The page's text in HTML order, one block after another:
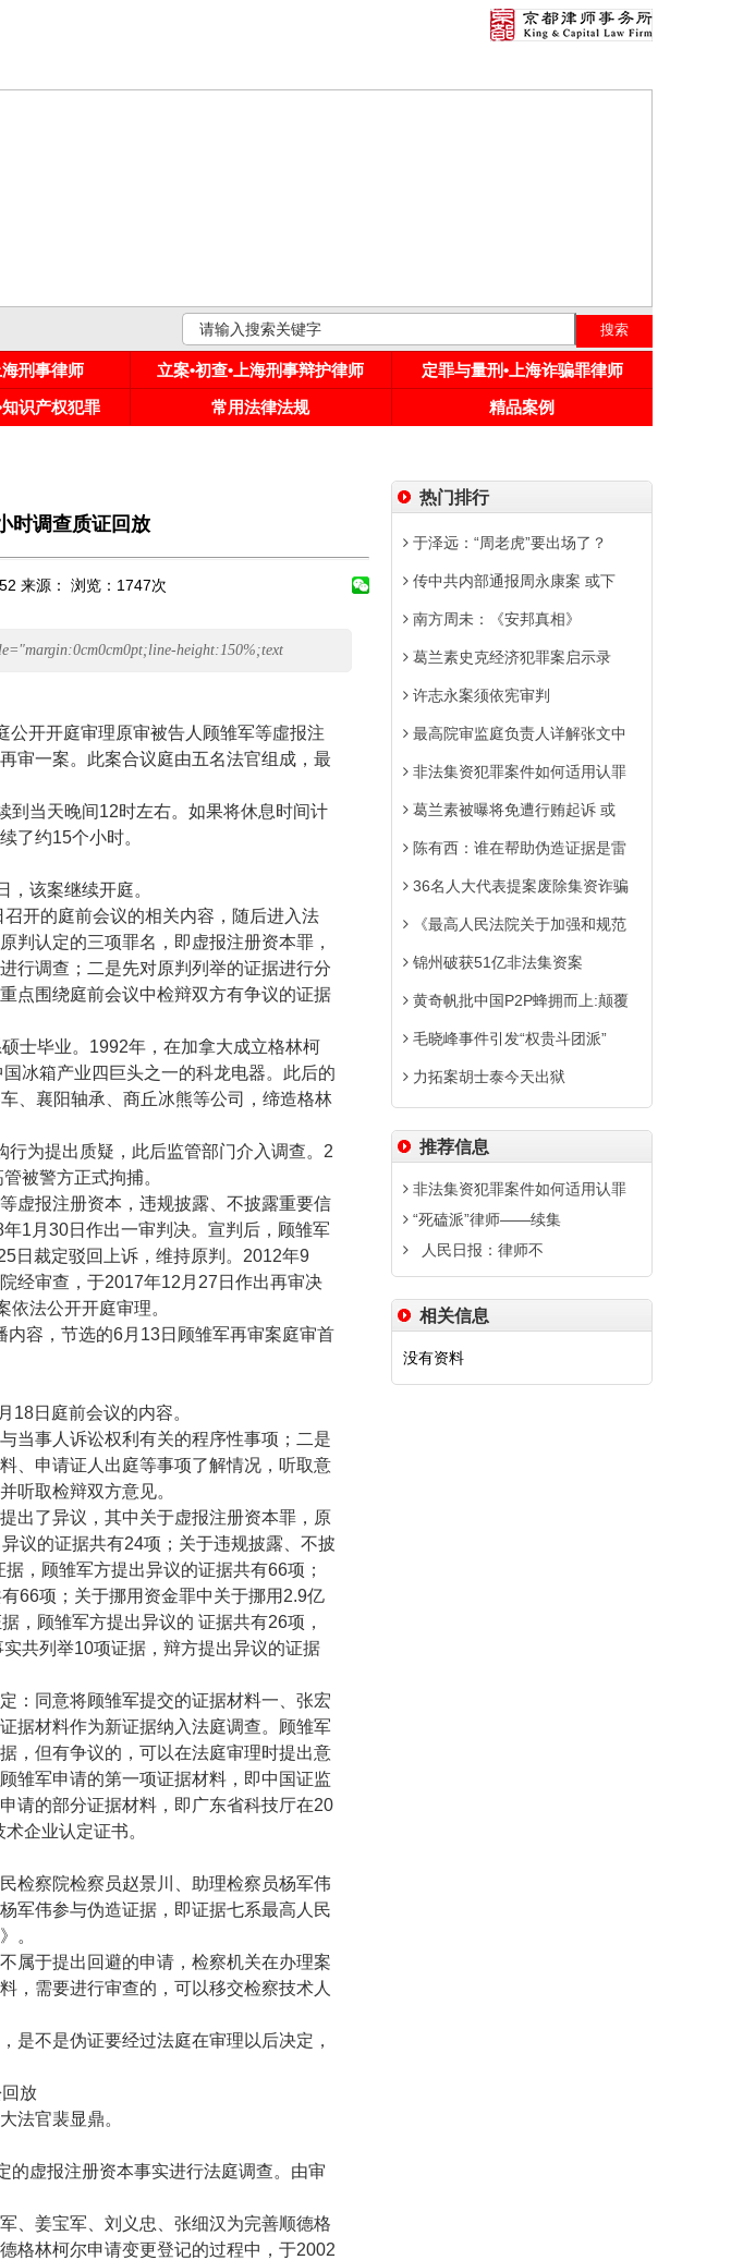
刑事律师 立案•初查•上海刑事辩护律师
定罪与量刑•上海诈骗罪律师
识产权犯罪 常用法律法规 精品案例
时调查质证回放
来源： 浏览： 1747次
height:150%;text
公开开庭审理原审被告人顾雏军等虛报注
审一案。此案合议庭由五名法官组成，最
到当天晚间12时左右。如果将休息时间计
了约15个小时。
，该案继续开庭。
召开的庭前会议的相关内容，随后进入法
判认定的三项罪名，即虚报注册资本罪，
行调查；二是先对原判列举的证据进行分
点围绕庭前会议中检辩双方有争议的证据
士毕业。 1992年，在加拿大成立格林柯
冰箱产业四巨头之一的科龙电器。此后的
、襄阳轴承、商丘冰熊等公司，缔造格林
为提出质疑，此后监管部门介入调查。 2
被警方正式拘捕。
虚报注册资本，违规披露、不披露重要信
年1 月 30日作出一审判决。宣判后，顾雏军
日裁定驳回上诉，维持原判。 2012年9
经审查，于2017年12 月 27 日作出再审决
依法公开开庭审理。
内容，节选的6月 13日顾雏军再审案庭审首
月 18日庭前会议的内容。
当事人诉讼权利有关的程序性事项；二是
、申请证人出庭等事项了解情况，听取意
听取检辩双方意见。
出了异议，其中关于虚报注册资本罪，原
议的证据共有24项；关于违规披露、不披
据，顾雏军方提出异议的证据共有66项；
66项；关于挪用资金罪中关于挪用 2.9亿
，顾雏军方提出异议的 证据共有26项，
实共列举10项证据，辩方提出异议的证据
：同意将顾雏军提交的证据材料一、张宏
据材料作为新证据纳入法庭调查。顾雏军
，但有争议的，可以在法庭审理时提出意
雏军申请的第一项证据材料，即中国证监
请的部分证据材料，即广东省科技厅在20
企业认定证书。
检察院检察员赵景川、助理检察员杨军伟
军伟参与伪造证据，即证据七系最高人民
。
属于提出回避的申请，检察机关在办理案
，需要进行审查的，可以移交检察技术人
是不是伪证要经过法庭在审理以后决定，
放
法官裴显鼎。
的虚报注册资本事实进行法庭调查。由审
、姜宝军、刘义忠、张细汉为完善顺德格
格林柯尔申请变更登记的过程中，于2002
热门排行
于泽远：“周老虎”要出场了？
传中共内部通报周永康案 或下
南方周未：《安邦真相》
葛兰素史克经济犯罪案启示录
许志永案须依宪审判
最高院审监庭负责人详解张文中
非法集资犯罪案件如何适用认罪
葛兰素被曝将免遭行贿起诉 或
陈有西：谁在帮助伪造证据是雷
36名人大代表提案废除集资诈骗
《最高人民法院关于加强和规范
锦州破获51亿非法集资案
黄奇帆批中国P2P蜂拥而上:颠覆
毛晓峰事件引发“权贵斗团派”
力拓案胡士泰今天出狱
推荐信息
非法集资犯罪案件如何适用认罪
“死磕派”律师――续集
人民日报：律师不
相关信息
没有资料